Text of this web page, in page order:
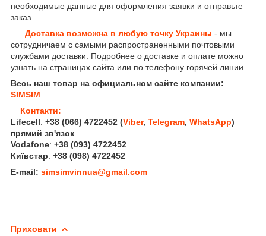
необходимые данные для оформления заявки и отправьте
заказ.
Доставка возможна в любую точку Украины - мы
сотрудничаем с самыми распространенными почтовыми
службами доставки. Подробнее о доставке и оплате можно
узнать на страницах сайта или по телефону горячей линии.
Весь наш товар на официальном сайте компании:
SIMSIM
Контакти:
Lifecell: +38 (066) 4722452 (Viber, Telegram, WhatsApp)
прямий зв'язок
Vodafone: +38 (093) 4722452
Київстар: +38 (098) 4722452
E-mail: simsimvinnua@gmail.com
Приховати